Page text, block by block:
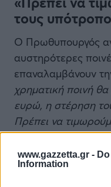
www.gazzetta.gr -
Information
τους
Ο Πρωθυπουργός
αυστηρότερες
επαναλαμβάνουν
χρηματική ποινή
ευρώ, η στέρηση
Πρέπει να
υπότροπους, όχι
στιγμή να κάνουν